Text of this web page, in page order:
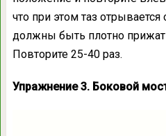
что при этом таз отрывается
должны быть плотно
Повторите 25-40 раз.
Упражнение 3. Боковой